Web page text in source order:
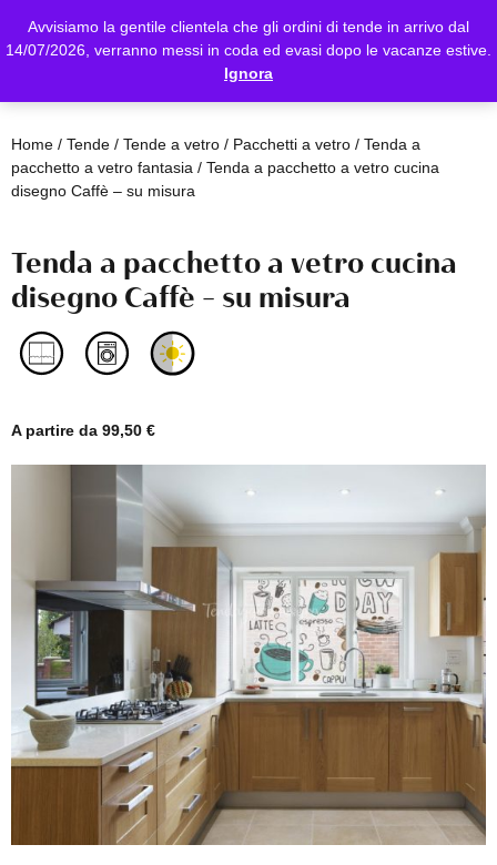
Avvisiamo la gentile clientela che gli ordini di tende in arrivo dal
14/07/2026, verranno messi in coda ed evasi dopo le vacanze estive.
Ignora
Home/ Tende/ Tende a vetro/ Pacchetti a vetro/ Tenda a
pacchetto a vetro fantasia / Tenda a pacchetto a vetro cucina
disegno Caffè – su misura
Tenda a pacchetto a vetro cucina
disegno Caffè – su misura
A partire da 99,50 €